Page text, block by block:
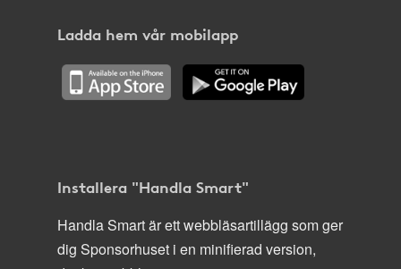
Ladda hem vår mobilapp
Installera "Handla Smart"
Handla Smart är ett webbläsartillägg som ger
dig Sponsorhuset i en minifierad version,